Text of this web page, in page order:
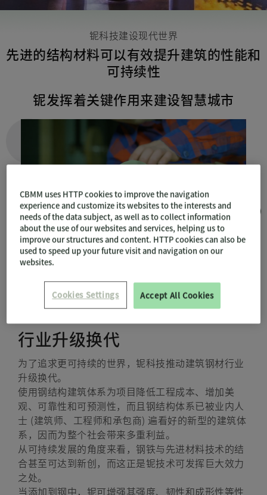
铌科技建设现代世界
先进的结构材料可以有效提升建筑的性能和
可持续性
铌发挥着关键作用来建设智慧城市
铌科技推动建筑钢材
行业升级换代
为了追求更可持续的世界，铌科技推动建筑钢材行业
升级换代。
使用钢结构建筑体系为项目降低工程成本、增加美
观、可靠性和可预测性，而且钢结构体系已被业内人
士 (建筑师、工程师和承包商) 遍看好的新型的建筑体
系，因而为整个社会带来多重利益。
从可持续发展的角度来看，钢铁与先进材料技术的结
合甚至可达到新创，而这正是铌技术可发挥巨大效力
之处。
当添加到钢中，铌可增强其强度、韧性和成形性等性
CBMM uses HTTP cookies to improve the navigation
experience and customize its websites to the interests and
needs of the data subject, as well as to collect information
about the use of our websites and services, helping us to
improve our structures and content. HTTP cookies can also be
used to speed up your future visit and navigation on our
websites.
Accept All Cookies
Cookies Settings